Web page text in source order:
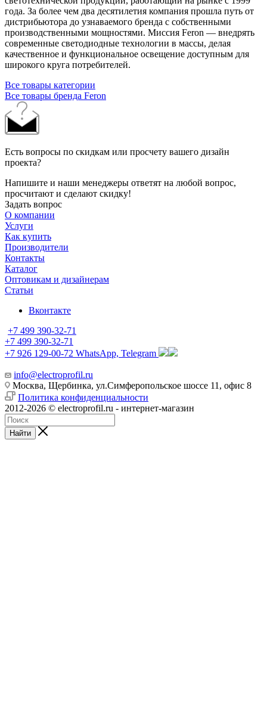
года. За более чем два десятилетия компания прошла путь от
дистрибьютора до узнаваемого бренда с собственными
производственными мощностями. Миссия Feron — внедрять
современные светодиодные технологии в массы, делая
качественное и функциональное освещение доступным для
широкого круга потребителей.
Все товары категории
Все товары бренда Feron
Есть вопросы по скидкам или просчету вашего дизайн
проекта?
Напишите и наши менеджеры ответят на любой вопрос,
просчитают и сделают скидку!
Задать вопрос
О компании
Услуги
Как купить
Производители
Контакты
Каталог
Оптовикам и дизайнерам
Статьи
Вконтакте
+7 499 390-32-71
+7 499 390-32-71
+7 926 129-00-72 WhatsApp, Telegram
info@electroprofil.ru
Москва, Щербинка, ул.Симферопольское шоссе 11, офис 8
Политика конфиденциальности
2012-2026 © electroprofil.ru - интернет-магазин
Найти